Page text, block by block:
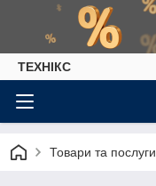
ТЕХНІКС
Товари та послуги